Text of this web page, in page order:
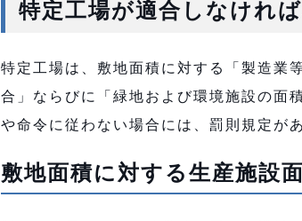
特定工場が適合しなけれ
特定工場は、敷地面積に対する「製造業
合」ならびに「緑地および環境施設の面
や命令に従わない場合には、罰則規定が
敷地面積に対する生産施設